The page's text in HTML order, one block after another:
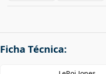
Ficha Técnica: